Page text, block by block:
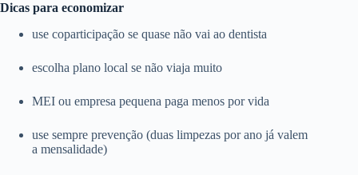
Dicas para economizar
use coparticipação se quase não vai ao dentista
escolha plano local se não viaja muito
MEI ou empresa pequena paga menos por vida
use sempre prevenção (duas limpezas por ano já valem
a mensalidade)